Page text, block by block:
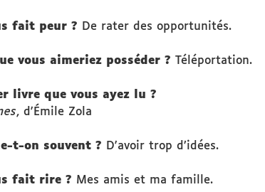
fait peur ? De rater des opportunités.
vous aimeriez posséder ? Téléportation.
livre que vous ayez lu ?
, d'Émile Zola
t-on souvent ? D'avoir trop d’idées.
fait rire ? Mes amis et ma famille.